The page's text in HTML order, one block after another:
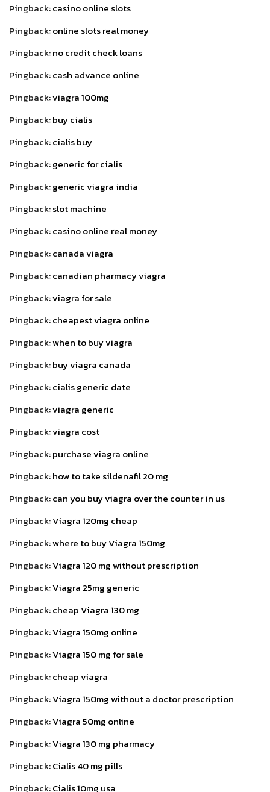
Pingback:casino online slots
Pingback:online slots real money
Pingback:no credit check loans
Pingback:cash advance online
Pingback:viagra 100mg
Pingback:buy cialis
Pingback:cialis buy
Pingback:generic for cialis
Pingback:generic viagra india
Pingback:slot machine
Pingback:casino online real money
Pingback:canada viagra
Pingback:canadian pharmacy viagra
Pingback:viagra for sale
Pingback:cheapest viagra online
Pingback:when to buy viagra
Pingback:buy viagra canada
Pingback:cialis generic date
Pingback:viagra generic
Pingback:viagra cost
Pingback:purchase viagra online
Pingback:how to take sildenafil 20 mg
Pingback:can you buy viagra over the counter in us
Pingback:Viagra 120mg cheap
Pingback:where to buy Viagra 150mg
Pingback:Viagra 120 mg without prescription
Pingback:Viagra 25mg generic
Pingback:cheap Viagra 130 mg
Pingback:Viagra 150mg online
Pingback:Viagra 150 mg for sale
Pingback:cheap viagra
Pingback:Viagra 150mg without a doctor prescription
Pingback:Viagra 50mg online
Pingback:Viagra 130 mg pharmacy
Pingback:Cialis 40 mg pills
Pingback:Cialis 10mg usa